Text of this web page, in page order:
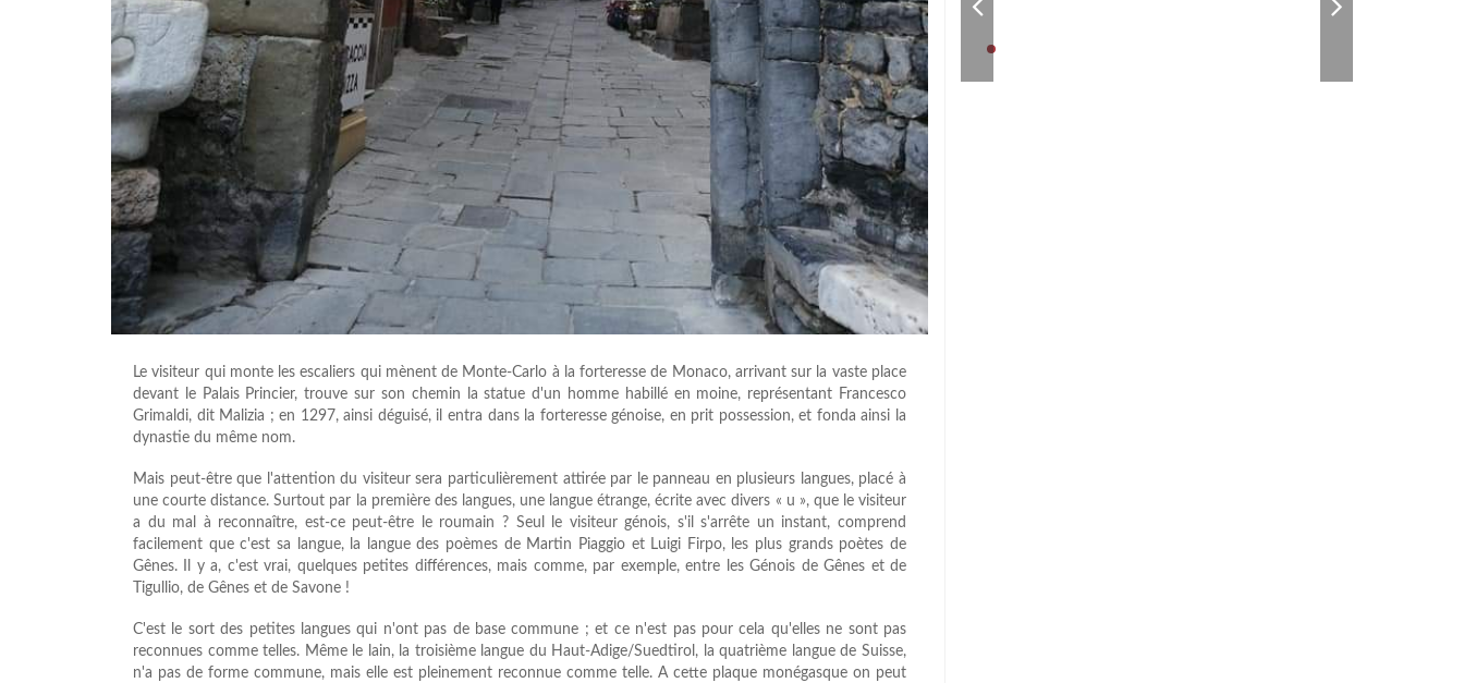
Le visiteur qui monte les escaliers qui mènent de Monte-Carlo à la forteresse de Monaco, arrivant sur la vaste place
devant le Palais Princier, trouve sur son chemin la statue d'un homme habillé en moine, représentant Francesco
Grimaldi, dit Malizia ; en 1297, ainsi déguisé, il entra dans la forteresse génoise, en prit possession, et fonda ainsi la
dynastie du même nom.
Mais peut-être que l'attention du visiteur sera particulièrement attirée par le panneau en plusieurs langues, placé à
une courte distance. Surtout par la première des langues, une langue étrange, écrite avec divers « u », que le visiteur
a du mal à reconnaître, est-ce peut-être le roumain ? Seul le visiteur génois, s'il s'arrête un instant, comprend
facilement que c'est sa langue, la langue des poèmes de Martin Piaggio et Luigi Firpo, les plus grands poètes de
Gênes. Il y a, c'est vrai, quelques petites différences, mais comme, par exemple, entre les Génois de Gênes et de
Tigullio, de Gênes et de Savone !
C'est le sort des petites langues qui n'ont pas de base commune ; et ce n'est pas pour cela qu'elles ne sont pas
reconnues comme telles. Même le lain, la troisième langue du Haut-Adige/Suedtirol, la quatrième langue de Suisse,
n'a pas de forme commune, mais elle est pleinement reconnue comme telle. A cette plaque monégasque on peut